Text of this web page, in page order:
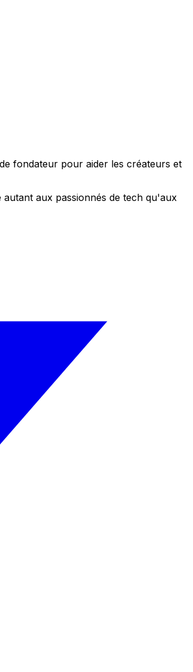
fondateur pour aider les créateurs et
aux passionnés de tech qu'aux